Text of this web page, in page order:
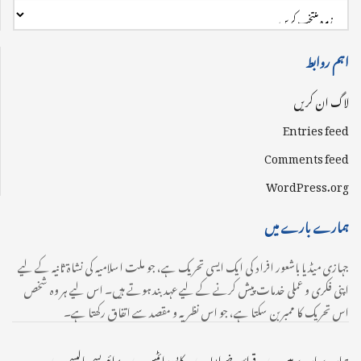
اہم روابط
لاگ ان کریں
Entries feed
Comments feed
WordPress.org
ہمارے بارے میں
جہازی میڈیا باشعور افراد کی ایک ایسی تحریک ہے، جو ملت اسلامیہ کی نشاۃ ثانیہ کے لیے
اپنی فکری و عملی خدمات پیش کرنے کے لیے عہدبند ہوتے ہیں۔ اس لیے ہر وہ شخص
اس تحریک کا ممبر بن سکتا ہے، جو اس نظریہ و مقصد سے اتفاق رکھتا ہے۔